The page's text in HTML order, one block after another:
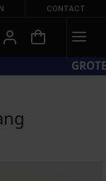
CONTACT
BADMODE